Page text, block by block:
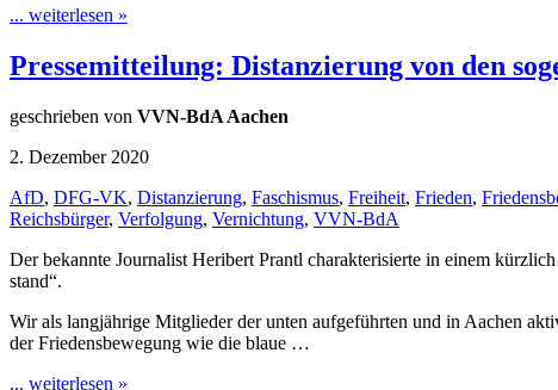
... weiterlesen »
Pressemitteilung: Distanzierung von den
geschrieben von VVN-BdA Aachen
2. Dezember 2020
AfD, DFG-VK, Distanzierung, Faschismus, Freiheit, Frieden,
Reichsbürger, Verfolgung, Vernichtung, VVN-BdA
Der bekannte Journalist Heribert Prantl charakterisierte in einem
stand“.
Wir als langjährige Mitglieder der unten aufgeführten und in Aachen
der Friedensbewegung wie die blaue …
... weiterlesen »